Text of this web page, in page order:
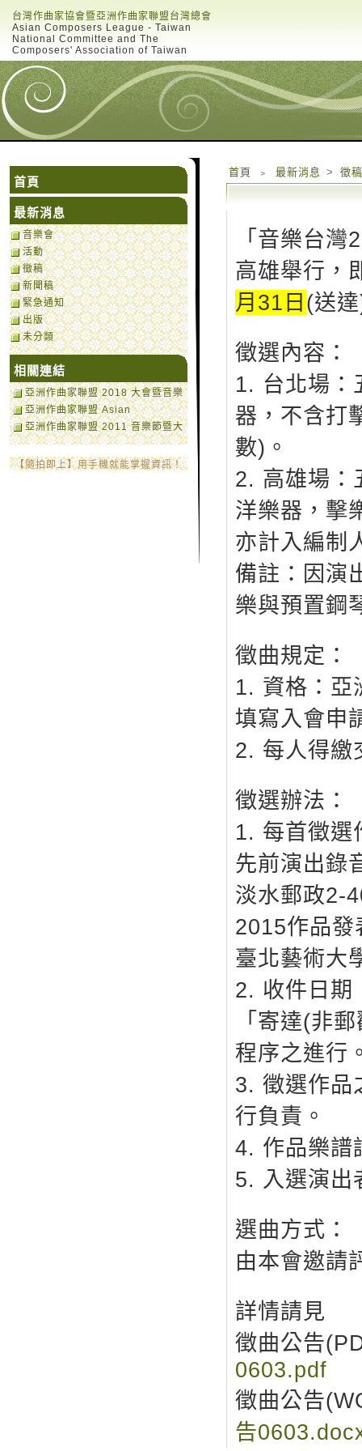
台灣作曲家協會暨亞洲作曲家聯盟台灣總會
Asian Composers League - Taiwan
National Committee and The
Composers' Association of Taiwan
首頁 ﹥ 最新消息 > 徵
「音樂台
高雄舉行，
月31日 (送
徵選內容：
1. 台北場：
器，不含打
數)。
2. 高雄場：
洋樂器，擊
亦計入編制
備註：因演
樂與預置鋼
徵曲規定：
1. 資格：亞
填寫入會申
2. 每人得繳
徵選辦法：
1. 每首徵選
先前演出錄
淡水郵政2-
2015作品發
臺北藝術大
2. 收件日期
「寄達(非
程序之進行
3. 徵選作品
行負責。
4. 作品樂譜
5. 入選演出
選曲方式：
由本會邀請
詳情請見
徵曲公告
0603.pdf
徵曲公告
告
首頁
最新消息
音樂會
活動
徵稿
新聞稿
緊急通知
出版
未分類
相關連結
亞洲作曲家聯盟 2018 大會暨音樂
節官方網站 35th ACL
Conference and Festival
Official Website
亞洲作曲家聯盟 Asian
Composers League
亞洲作曲家聯盟 2011 音樂節暨大
會網站
【隨拍即上】用手機就能掌握資訊！